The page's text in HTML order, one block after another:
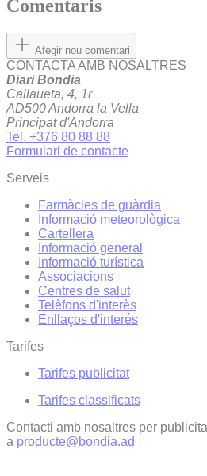
Comentaris
Afegir nou comentari
CONTACTA AMB NOSALTRES
Diari Bondia
Callaueta, 4, 1r
AD500 Andorra la Vella
Principat d'Andorra
Tel. +376 80 88 88
Formulari de contacte
Serveis
Farmàcies de guàrdia
Informació meteorològica
Cartellera
Informació general
Informació turística
Associacions
Centres de salut
Telèfons d'interès
Enllaços d'interés
Tarifes
Tarifes publicitat
Tarifes classificats
Contacti amb nosaltres per
a producte@bondia.ad